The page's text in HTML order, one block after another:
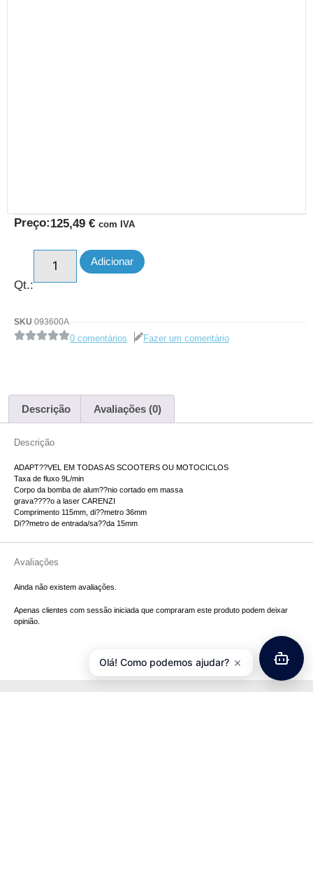
Preço:125,49 € com IVA
Qt.:
Adicionar
SKU 093600A
0 comentários Fazer um comentário
Descrição Avaliações (0)
Descrição
ADAPT??VEL EM TODAS AS SCOOTERS OU MOTOCICLOS
Taxa de fluxo 9L/min
Corpo da bomba de alum??nio cortado em massa
grava????o a laser CARENZI
Comprimento 115mm, di??metro 36mm
Di??metro de entrada/sa??da 15mm
Avaliações
Ainda não existem avaliações.
Apenas clientes com sessão iniciada que compraram este produto podem deixar
opinião.
Olá! Como podemos ajudar? ×